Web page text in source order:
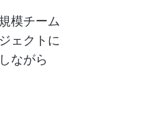
模チーム
ェクトに
ながら